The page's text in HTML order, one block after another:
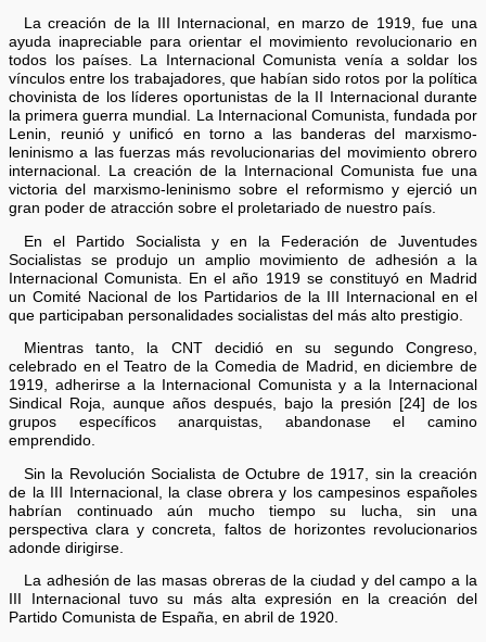
La creación de la III Internacional, en marzo de 1919, fue una
ayuda inapreciable para orientar el movimiento revolucionario en
todos los países. La Internacional Comunista venía a soldar los
vínculos entre los trabajadores, que habían sido rotos por la política
chovinista de los líderes oportunistas de la II Internacional durante
la primera guerra mundial. La Internacional Comunista, fundada por
Lenin, reunió y unificó en torno a las banderas del marxismo-
leninismo a las fuerzas más revolucionarias del movimiento obrero
internacional. La creación de la Internacional Comunista fue una
victoria del marxismo-leninismo sobre el reformismo y ejerció un
gran poder de atracción sobre el proletariado de nuestro país.
En el Partido Socialista y en la Federación de Juventudes
Socialistas se produjo un amplio movimiento de adhesión a la
Internacional Comunista. En el año 1919 se constituyó en Madrid
un Comité Nacional de los Partidarios de la III Internacional en el
que participaban personalidades socialistas del más alto prestigio.
Mientras tanto, la CNT decidió en su segundo Congreso,
celebrado en el Teatro de la Comedia de Madrid, en diciembre de
1919, adherirse a la Internacional Comunista y a la Internacional
Sindical Roja, aunque años después, bajo la presión [24] de los
grupos específicos anarquistas, abandonase el camino
emprendido.
Sin la Revolución Socialista de Octubre de 1917, sin la creación
de la III Internacional, la clase obrera y los campesinos españoles
habrían continuado aún mucho tiempo su lucha, sin una
perspectiva clara y concreta, faltos de horizontes revolucionarios
adonde dirigirse.
La adhesión de las masas obreras de la ciudad y del campo a la
III Internacional tuvo su más alta expresión en la creación del
Partido Comunista de España, en abril de 1920.